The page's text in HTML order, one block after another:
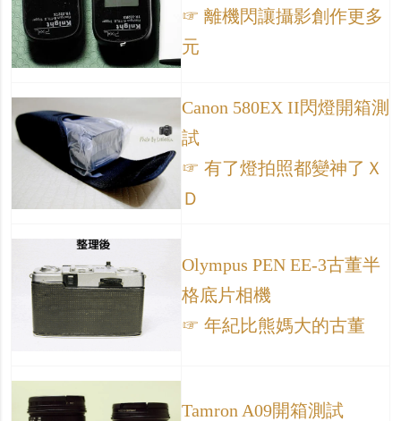
☞ 離機閃讓攝影創作更多
元
Canon 580EX II閃燈開箱測
試
☞ 有了燈拍照都變神了Ｘ
Ｄ
Olympus PEN EE-3古董半
格底片相機
☞ 年紀比熊媽大的古董
Tamron A09開箱測試